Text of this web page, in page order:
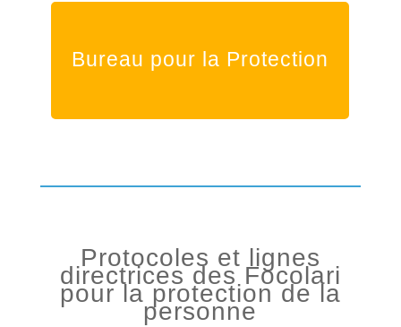
Bureau pour la Protection
Protocoles et lignes
directrices des Focolari
pour la protection de la
personne